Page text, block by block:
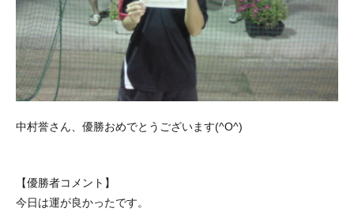
中村誉さん、優勝おめでとうございます(^O^)
【優勝者コメント】
今日は運が良かったです。